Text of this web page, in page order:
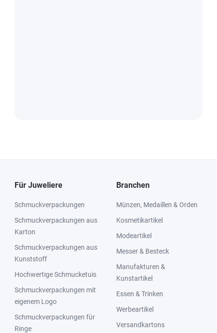
Für Juweliere
Schmuckverpackungen
Schmuckverpackungen aus
Karton
Schmuckverpackungen aus
Kunststoff
Hochwertige Schmucketuis
Schmuckverpackungen mit
eigenem Logo
Schmuckverpackungen für
Ringe
Branchen
Münzen, Medaillen & Orden
Kosmetikartikel
Modeartikel
Messer & Besteck
Manufakturen &
Kunstartikel
Essen & Trinken
Werbeartikel
Versandkartons